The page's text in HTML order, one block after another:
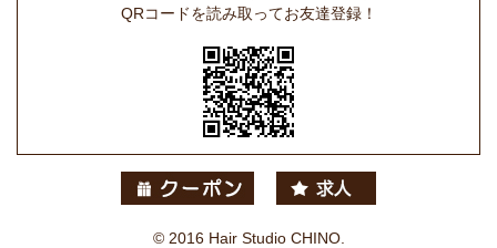
QRコードを読み取ってお友達登録！
© 2016 Hair Studio CHINO.